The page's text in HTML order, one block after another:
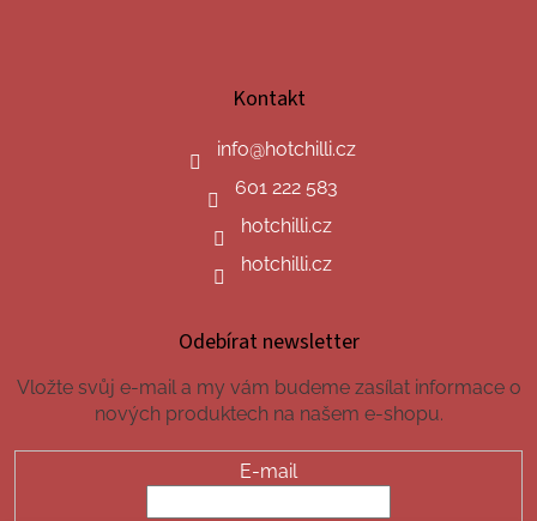
Kontakt
info@hotchilli.cz
601 222 583
hotchilli.cz
hotchilli.cz
Odebírat newsletter
Vložte svůj e-mail a my vám budeme zasílat informace o
nových produktech na našem e-shopu.
E-mail